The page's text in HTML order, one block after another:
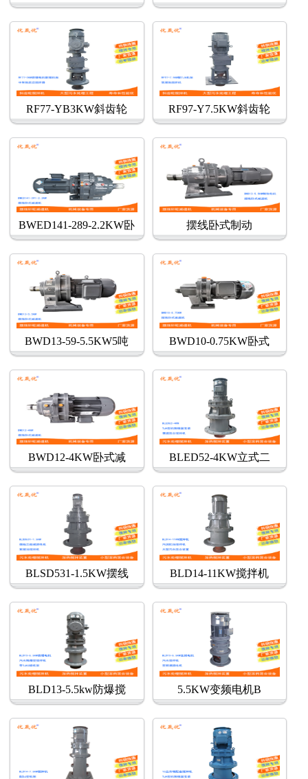
RF77-YB3KW斜齿轮 RF97-Y7.5KW斜齿轮
BWED141-289-2.2KW卧 摆线卧式制动
BWD13-59-5.5KW5吨 BWD10-0.75KW卧式
BWD12-4KW卧式减 BLED52-4KW立式二
BLSD531-1.5KW摆线 BLD14-11KW搅拌机
BLD13-5.5kw防爆搅 5.5KW变频电机B